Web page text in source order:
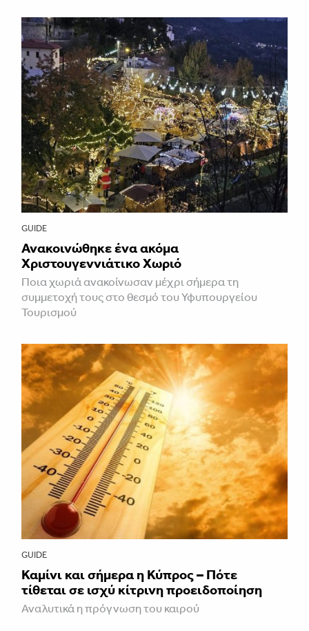
GUIDE
Ανακοινώθηκε ένα ακόμα
Χριστουγεννιάτικο Χωριό
Ποια χωριά ανακοίνωσαν μέχρι σήμερα τη
συμμετοχή τους στο θεσμό του Υφυπουργείου
Τουρισμού
GUIDE
Καμίνι και σήμερα η Κύπρος – Πότε
τίθεται σε ισχύ κίτρινη προειδοποίηση
Αναλυτικά η πρόγνωση του καιρού